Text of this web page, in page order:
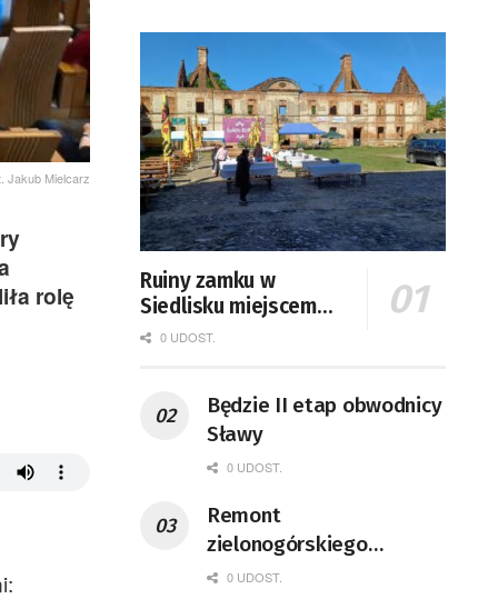
Jakub Mielcarz
rolę
Ruiny zamku w
Siedlisku miejscem
święta plonów
0 UDOST.
Będzie II etap obwodnicy
Sławy
0 UDOST.
Remont
zielonogórskiego
deptaka zgodnie z
0 UDOST.